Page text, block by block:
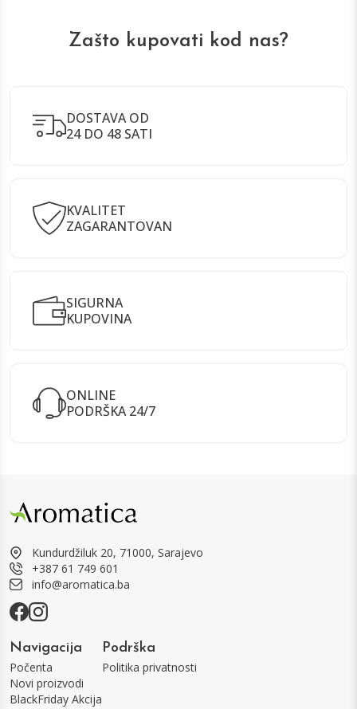
Zašto kupovati kod nas?
DOSTAVA OD
24 DO 48 SATI
KVALITET
ZAGARANTOVAN
SIGURNA
KUPOVINA
ONLINE
PODRŠKA 24/7
Kundurdžiluk 20, 71000, Sarajevo
+387 61 749 601
info@aromatica.ba
Navigacija
Počenta
Novi proizvodi
BlackFriday Akcija
Podrška
Politika privatnosti